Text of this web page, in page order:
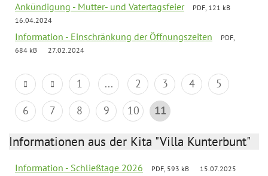
Ankündigung - Mutter- und Vatertagsfeier
PDF, 121 kB
16.04.2024
Information - Einschränkung der Öffnungszeiten
PDF,
684 kB
27.02.2024
1 ... 2 3 4
5
6
7 8 9 10 11
Informationen aus der Kita "Villa Kunterbunt"
Information - Schließtage 2026 PDF, 593 kB 15.07.2025